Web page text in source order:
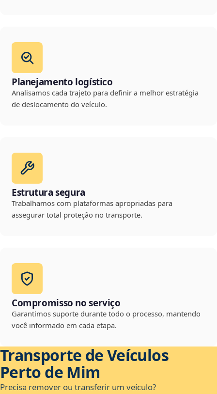
Planejamento logístico
Analisamos cada trajeto para definir a melhor estratégia
de deslocamento do veículo.
Estrutura segura
Trabalhamos com plataformas apropriadas para
assegurar total proteção no transporte.
Compromisso no serviço
Garantimos suporte durante todo o processo, mantendo
você informado em cada etapa.
Transporte de Veículos
Perto de Mim
Precisa remover ou transferir um veículo?